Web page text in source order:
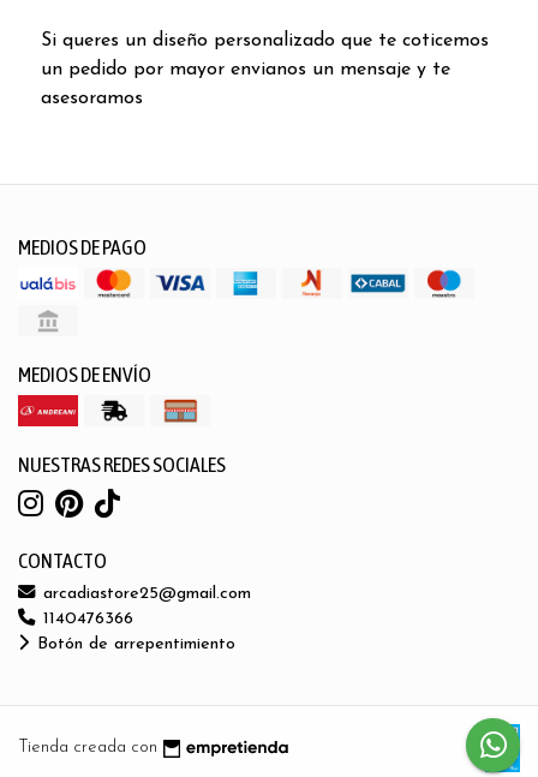
Si queres un diseño personalizado que te coticemos
un pedido por mayor envianos un mensaje y te
asesoramos
MEDIOS DE PAGO
MEDIOS DE ENVÍO
NUESTRAS REDES SOCIALES
CONTACTO
arcadiastore25@gmail.com
1140476366
Botón de arrepentimiento
Tienda creada con